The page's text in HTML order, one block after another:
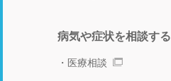
病気や症状を相談する
医療相談